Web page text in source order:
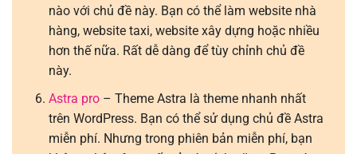
nào với chủ đề này. Bạn có thể làm website nhà
hàng, website taxi, website xây dựng hoặc nhiều
hơn thế nữa. Rất dễ dàng để tùy chỉnh chủ đề
này.
Astra pro– Theme Astra là theme nhanh nhất
trên WordPress. Bạn có thể sử dụng chủ đề Astra
miễn phí. Nhưng trong phiên bản miễn phí, bạn